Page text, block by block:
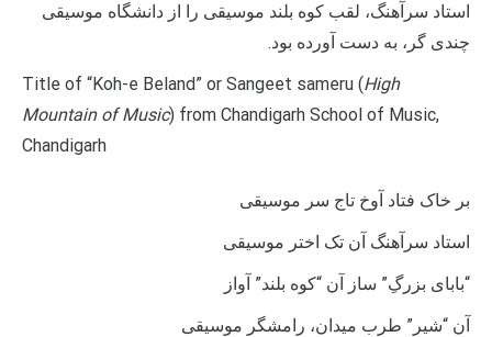
استاد سرآهنگ، لقب کوه بلند موسیقی را از دانشگاه موسیقی
چندی گر، به دست آورده بود.
Title of “Koh-e Beland” or Sangeet sameru (High
Mountain of Music) from Chandigarh School of Music,
Chandigarh
بر خاک فتاد آوخ تاج سر موسیقی
استاد سرآهنگ آن تک ­اختر موسیقی
“بابای بزرگِ” ساز آن “کوه بلند” آواز
آن “شیر” طرب میدان، رامشگر موسیقی